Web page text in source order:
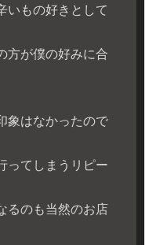
いもの好きとして
方が僕の好みに合
象はなかったので
ってしまうリピー
るのも当然のお店